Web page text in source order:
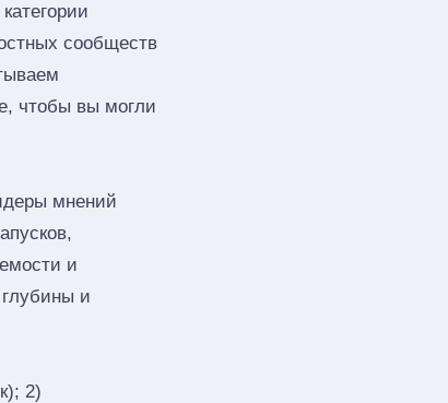
сообществ
чтобы вы могли
мнений
и
и
2)